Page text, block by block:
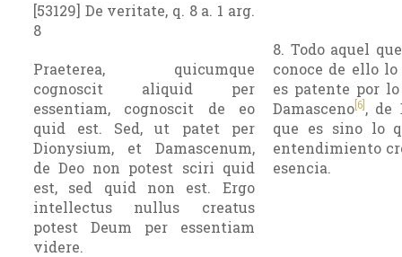
[53129] De veritate, q. 8 a. 1 arg.
8
Praeterea, quicumque
cognoscit aliquid per
essentiam, cognoscit de eo
quid est. Sed, ut patet per
Dionysium, et Damascenum,
de Deo non potest sciri quid
est, sed quid non est. Ergo
intellectus nullus creatus
potest Deum per essentiam
videre.
8. Todo aquel
conoce de ello
es patente por
Damasceno[6], de
que es sino lo
entendimiento
esencia.